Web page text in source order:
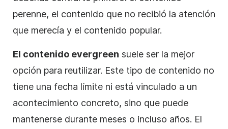
perenne, el contenido que no recibió la atención
que merecía y el contenido popular.
El contenido evergreen suele ser la mejor
opción para reutilizar. Este tipo de contenido no
tiene una fecha límite ni está vinculado a un
acontecimiento concreto, sino que puede
mantenerse durante meses o incluso años. El